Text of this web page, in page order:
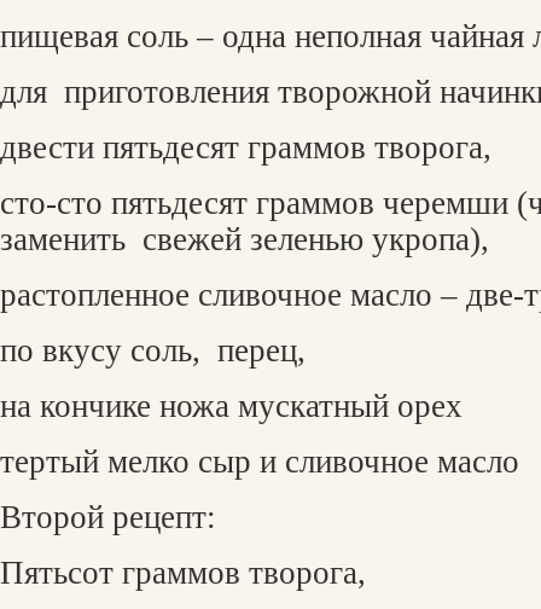
пищевая соль – одна неполная чайная
для приготовления творожной
двести пятьдесят граммов творога,
сто-сто пятьдесят граммов черемши
заменить свежей зеленью укропа),
растопленное сливочное масло – две-
по вкусу соль, перец,
на кончике ножа мускатный орех
тертый мелко сыр и сливочное масло
Второй рецепт:
Пятьсот граммов творога,